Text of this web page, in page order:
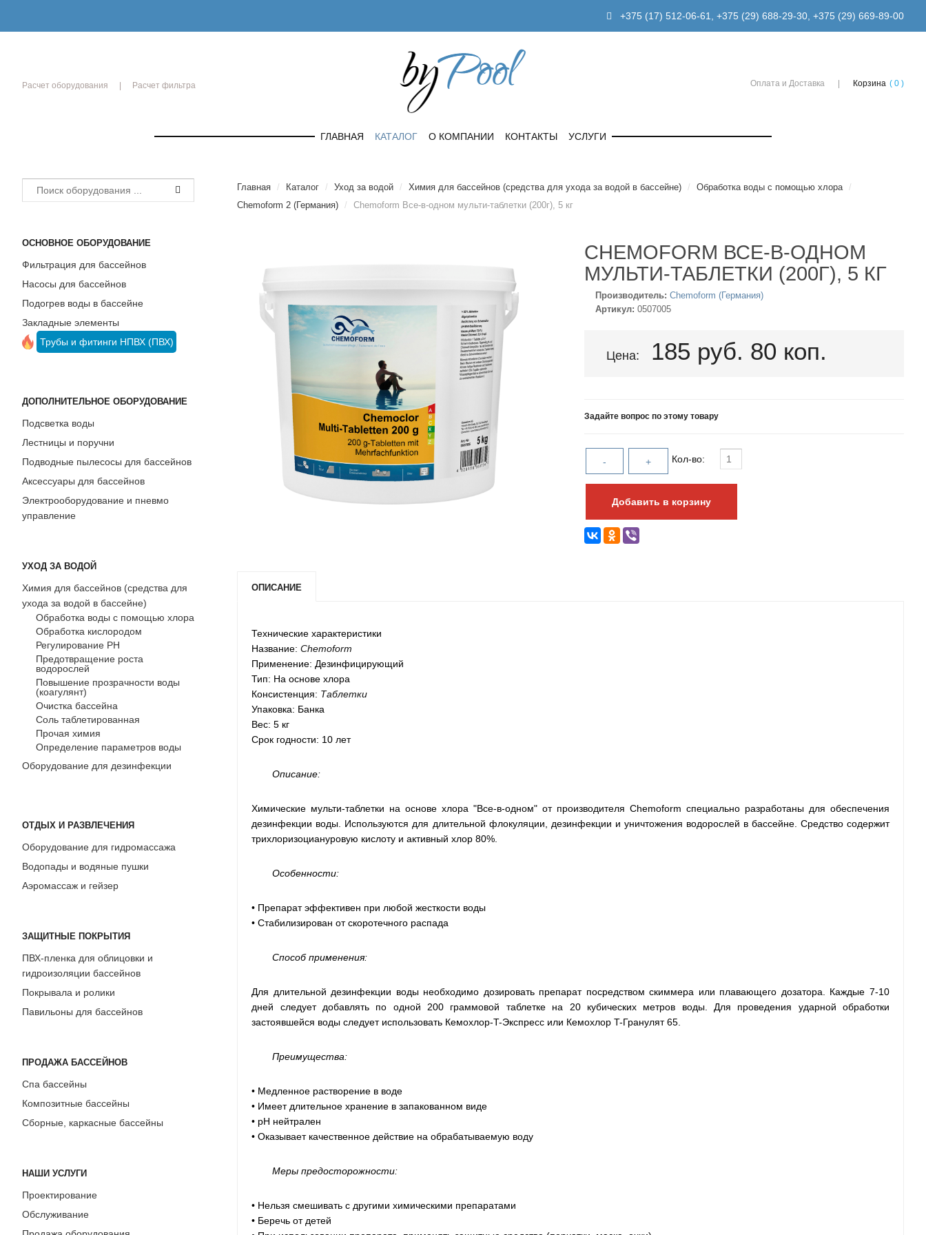
+375 (17) 512-06-61 +375 (29) 688-29-30 +375 (29) 669-89-00
Расчет оборудования Расчет фильтра Оплата и Доставка Корзина ( 0 )
ГЛАВНАЯ КАТАЛОГ О КОМПАНИИ КОНТАКТЫ УСЛУГИ
Главная / Каталог / Уход за водой / Химия для бассейнов (средства для ухода за водой в бассейне) / Обработка воды с помощью хлора /
Chemoform 2 (Германия)
/ Chemoform Все-в-одном мульти-таблетки (200г), 5 кг
CHEMOFORM ВСЕ-В-ОДНОМ
МУЛЬТИ-ТАБЛЕТКИ (200Г), 5 КГ
Производитель: Chemoform (Германия)
Артикул: 0507005
Цена: 185 руб. 80 коп.
Задайте вопрос по этому товару
Кол-во:
ОПИСАНИЕ
Технические характеристики
Название:Chemoform
Применение: Дезинфицирующий
Тип: На основе хлора
Консистенция: Таблетки
Упаковка: Банка
Вес: 5 кг
Срок годности: 10 лет
Описание:
Химические мульти-таблетки на основе хлора "Все-в-одном" от производителя Chemoform специально разработаны для обеспечения
дезинфекции воды. Используются для длительной флокуляции, дезинфекции и уничтожения водорослей в бассейне. Средство содержит
трихлоризоциануровую кислоту и активный хлор 80%.
Особенности:
• Препарат эффективен при любой жесткости воды
• Стабилизирован от скоротечного распада
Способ применения:
Для длительной дезинфекции воды необходимо дозировать препарат посредством скиммера или плавающего дозатора. Каждые 7-10
дней следует добавлять по одной 200 граммовой таблетке на 20 кубических метров воды. Для проведения ударной обработки
застоявшейся воды следует использовать Кемохлор-T-Экспресс или Кемохлор T-Гранулят 65.
Преимущества:
• Медленное растворение в воде
• Имеет длительное хранение в запакованном виде
• pH нейтрален
• Оказывает качественное действие на обрабатываемую воду
Меры предосторожности:
• Нельзя смешивать с другими химическими препаратами
• Беречь от детей
ОСНОВНОЕ ОБОРУДОВАНИЕ
Фильтрация для бассейнов
Насосы для бассейнов
Подогрев воды в бассейне
Закладные элементы
Трубы и фитинги НПВХ (ПВХ)
ДОПОЛНИТЕЛЬНОЕ ОБОРУДОВАНИЕ
Подсветка воды
Лестницы и поручни
Подводные пылесосы для бассейнов
Аксессуары для бассейнов
Электрооборудование и пневмо
управление
УХОД ЗА ВОДОЙ
Химия для бассейнов (средства для
ухода за водой в бассейне)
Обработка воды с помощью хлора
Обработка кислородом
Регулирование РН
Предотвращение роста
водорослей
Повышение прозрачности воды
(коагулянт)
Очистка бассейна
Соль таблетированная
Прочая химия
Определение параметров воды
Оборудование для дезинфекции
ОТДЫХ И РАЗВЛЕЧЕНИЯ
Оборудование для гидромассажа
Водопады и водяные пушки
Аэромассаж и гейзер
ЗАЩИТНЫЕ ПОКРЫТИЯ
ПВХ-пленка для облицовки и
гидроизоляции бассейнов
Покрывала и ролики
Павильоны для бассейнов
ПРОДАЖА БАССЕЙНОВ
Спа бассейны
Композитные бассейны
Сборные, каркасные бассейны
НАШИ УСЛУГИ
Проектирование
Обслуживание